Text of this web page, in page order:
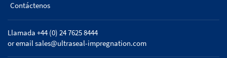
Contáctenos
Llamada +44 (0) 24 7625 8444
or emailsales@ultraseal-impregnation.com